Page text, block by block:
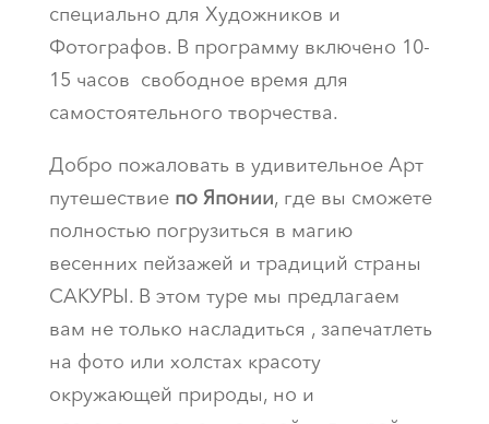
специально для Художников и
Фотографов. В программу включено 10-
15 часов свободное время для
самостоятельного творчества.
Добро пожаловать в удивительное Арт
путешествиепо Японии, где вы сможете
полностью погрузиться в магию
весенних пейзажей и традиций страны
САКУРЫ. В этом туре мы предлагаем
вам не только насладиться , запечатлеть
на фото или холстах красоту
окружающей природы, но и